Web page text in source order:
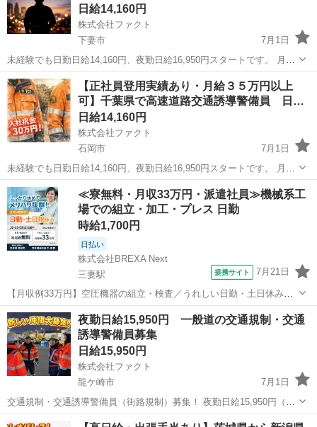
給…
日給14,160円
株式会社ファクト
下妻市
7月1日
未経験でも日勤日給14,160円、夜勤日給16,950円スタートです。 月給
35万円以上可能。稼ぐ人で月に60万円稼ぐ人もいます。 残業がどうし
ても多めになる仕事ですので、日勤でも残業込みで18,000～20,000円
く...
茨城 下妻市 その他 個室
【正社員登用実績あり・月給３５万円以上
可】千葉県で高速道路交通誘導警備員 日
給…
日給14,160円
株式会社ファクト
石岡市
7月1日
未経験でも日勤日給14,160円、夜勤日給16,950円スタートです。 月給
35万円以上可能。稼ぐ人で月に60万円稼ぐ人もいます。 残業がどうし
ても多めになる仕事ですので、日勤でも残業込みで18,000～20,000円
く...
茨城 石岡市 その他 個室
≪寮無料・月収33万円・派遣社員≫機械系工
場での組立・加工・プレス 日勤
時給1,700円
日払い
株式会社BREXA Next
三妻駅
提携サイト 7月21日
【月収例33万円】空圧機器の組立・検査／うれしい日勤・土日休み／
無料の社宅付き◎ 人気の工場のお仕事 ◇空気圧制御機器製品の組立・
検査作業◇ ・調整機器の組立作業 ★工場未経験者でも安心して働ける
環境になります。 ★細...
茨城 常総市 三妻駅 その他
夜勤日給15,950円 一般道の交通規制・交通
誘導警備員募集
日給15,950円
株式会社ファクト
龍ケ崎市
7月1日
交通規制・交通誘導警備員（街路規制）募集！ 夜勤日給15,950円（日
勤日給は13,160円） 残業代は当然別途支給 早上がりでも日給保証あり
茨城 龍ケ崎市 その他